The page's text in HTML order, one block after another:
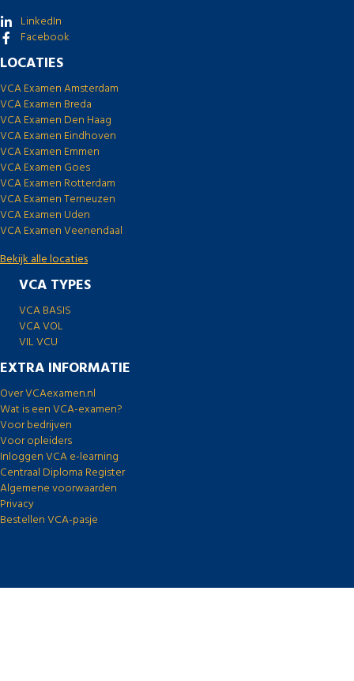
LinkedIn
Facebook
LOCATIES
VCA Examen Amsterdam
VCA Examen Breda
VCA Examen Den Haag
VCA Examen Eindhoven
VCA Examen Emmen
VCA Examen Goes
VCA Examen Rotterdam
VCA Examen Terneuzen
VCA Examen Uden
VCA Examen Veenendaal
Bekijk alle locaties
VCA TYPES
VCA BASIS
VCA VOL
VIL VCU
EXTRA INFORMATIE
Over VCAexamen.nl
Wat is een VCA-examen?
Voor bedrijven
Voor opleiders
Inloggen VCA e-learning
Centraal Diploma Register
Algemene voorwaarden
Privacy
Bestellen VCA-pasje